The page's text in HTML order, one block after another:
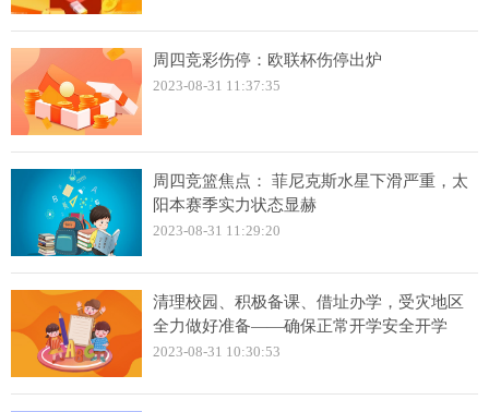
周四竞彩伤停：欧联杯伤停出炉
2023-08-31 11:37:35
周四竞篮焦点： 菲尼克斯水星下滑严重，太
阳本赛季实力状态显赫
2023-08-31 11:29:20
清理校园、积极备课、借址办学，受灾地区
全力做好准备——确保正常开学安全开学
2023-08-31 10:30:53